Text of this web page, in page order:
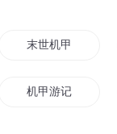
末世机甲
机甲游记